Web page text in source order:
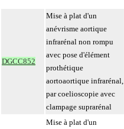
DGCC852
Mise à plat d'un
anévrisme aortique
infrarénal non rompu
avec pose d'élément
prothétique
aortoaortique infrarénal,
par coelioscopie avec
clampage suprarénal
Mise à plat d'un